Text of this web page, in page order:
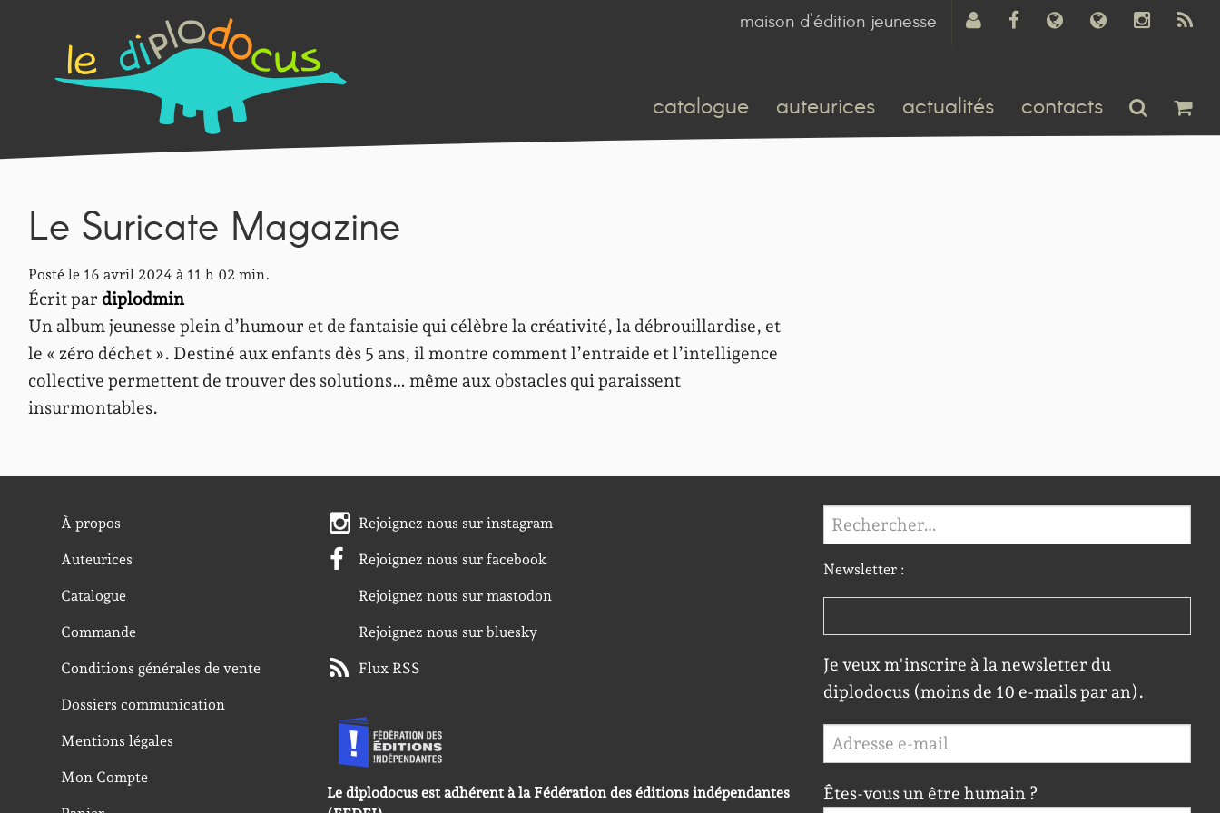
maison d'édition jeunesse
catalogue auteurices actualités contacts
Le Suricate Magazine
Posté le 16 avril 2024 à 11 h 02 min.
Écrit par diplodmin
Un album jeunesse plein d’humour et de fantaisie qui célèbre la créativité, la débrouillardise, et
le « zéro déchet ». Destiné aux enfants dès 5 ans, il montre comment l’entraide et l’intelligence
collective permettent de trouver des solutions… même aux obstacles qui paraissent
insurmontables.
À propos
Auteurices
Catalogue
Commande
Conditions générales de vente
Dossiers communication
Mentions légales
Mon Compte
Rejoignez nous sur instagram
Rejoignez nous sur facebook
Rejoignez nous sur mastodon
Rejoignez nous sur bluesky
Flux RSS
Le diplodocus est adhérent à la Fédération des éditions indépendantes
Rechercher :
Newsletter :
Je veux m'inscrire à la newsletter du
diplodocus (moins de 10 e-mails par an).
Êtes-vous un être humain ?